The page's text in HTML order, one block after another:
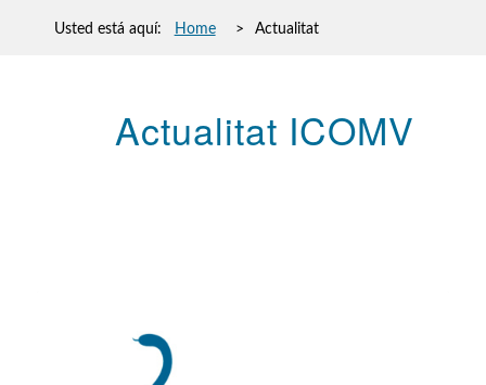
Usted está aquí: Home > Actualitat
Actualitat ICOMV